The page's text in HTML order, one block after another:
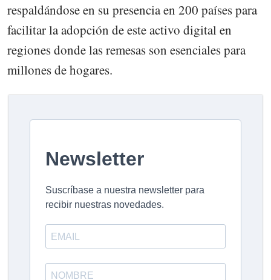
respaldándose en su presencia en 200 países para
facilitar la adopción de este activo digital en
regiones donde las remesas son esenciales para
millones de hogares.